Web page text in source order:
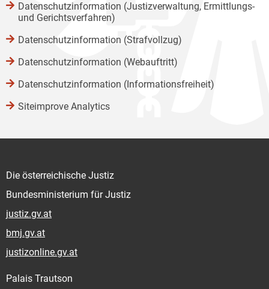
Datenschutzinformation (Justizverwaltung, Ermittlungs-
und Gerichtsverfahren)
Datenschutzinformation (Strafvollzug)
Datenschutzinformation (Webauftritt)
Datenschutzinformation (Informationsfreiheit)
Siteimprove Analytics
Die österreichische Justiz
Bundesministerium für Justiz
justiz.gv.at
bmj.gv.at
justizonline.gv.at
Palais Trautson